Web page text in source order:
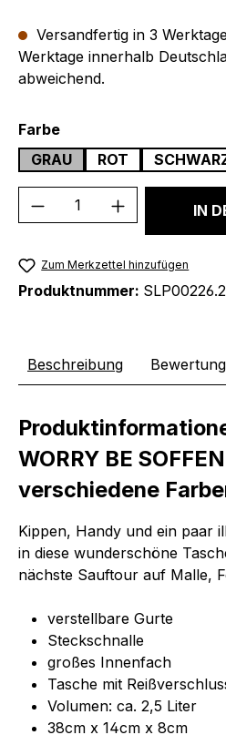
Versandfertig in 3
Werktage innerhalb
abweichend.
Farbeauswählen
GRAU
ROT
Produkt Anzahl: IN
Zum Merkzettel hinzufügen
Produktnummer: SLP00226.2
Beschreibung
WORRY BE
verschiedene
Kippen, Handy und ein paar
in diese wunderschöne
nächste Sauftour auf Malle,
verstellbare Gurte
Steckschnalle
großes Innenfach
Tasche mit
Volumen: ca. 2,5 Liter
38cm x 14cm x 8cm